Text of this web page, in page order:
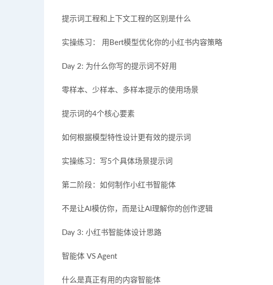
提示词工程和上下文工程的区别是什么
实操练习： 用Bert模型优化你的小红书内容策略
Day 2: 为什么你写的提示词不好用
零样本、少样本、多样本提示的使用场景
提示词的4个核心要素
如何根据模型特性设计更有效的提示词
实操练习：写5个具体场景提示词
第二阶段：如何制作小红书智能体
不是让AI模仿你，而是让AI理解你的创作逻辑
Day 3: 小红书智能体设计思路
智能体 VS Agent
什么是真正有用的内容智能体